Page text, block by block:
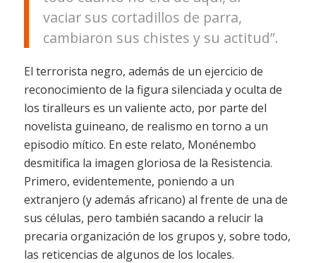
vaciar sus cortadillos de parra,
cambiaron sus chistes y su actitud”.
El terrorista negro, además de un ejercicio de
reconocimiento de la figura silenciada y oculta de
los tiralleurs es un valiente acto, por parte del
novelista guineano, de realismo en torno a un
episodio mítico. En este relato, Monénembo
desmitifica la imagen gloriosa de la Resistencia.
Primero, evidentemente, poniendo a un
extranjero (y además africano) al frente de una de
sus células, pero también sacando a relucir la
precaria organización de los grupos y, sobre todo,
las reticencias de algunos de los locales.